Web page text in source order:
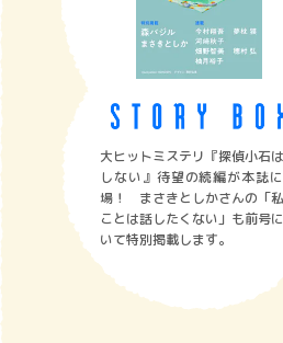
大ヒットミステリ『探偵小石
しない』待望の続編が本誌
場！ まさきとしかさんの「
ことは話したくない」も前号
いて特別掲載します。